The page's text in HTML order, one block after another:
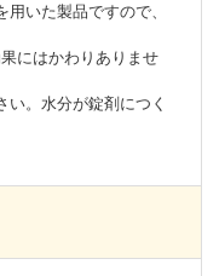
用いた製品ですので、
にはかわりありませ
い。水分が錠剤につく